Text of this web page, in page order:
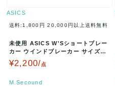
ASICS
送料:1,800円 20,000円以上送料無料
未使用 ASICS W'Sショートブレー
カー ウインドブレーカー サイズS
ブラック XTL545 …
¥2,200/点
M.Secound